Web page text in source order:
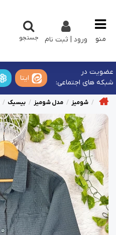
منو ورود | ثبت نام جستجو
عضویت در
شبکه های اجتماعی:
ایتا
شومیز مدل شومیز بیسیک